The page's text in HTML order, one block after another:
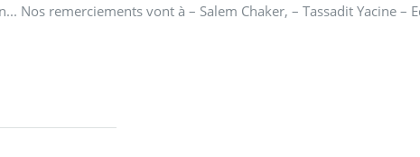
Nos remerciements vont à – Salem Chaker, – Tassadit Yacine –